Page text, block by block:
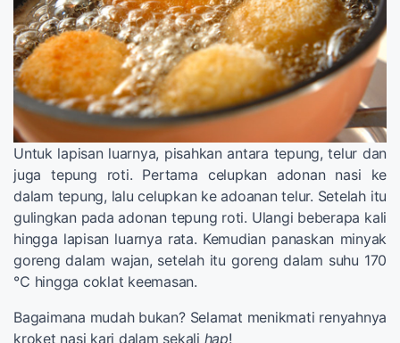
Untuk lapisan luarnya, pisahkan antara tepung, telur dan
juga tepung roti. Pertama celupkan adonan nasi ke
dalam tepung, lalu celupkan ke adoanan telur. Setelah itu
gulingkan pada adonan tepung roti. Ulangi beberapa kali
hingga lapisan luarnya rata. Kemudian panaskan minyak
goreng dalam wajan, setelah itu goreng dalam suhu 170
℃ hingga coklat keemasan.
Bagaimana mudah bukan? Selamat menikmati renyahnya
kroket nasi kari dalam sekali hap!